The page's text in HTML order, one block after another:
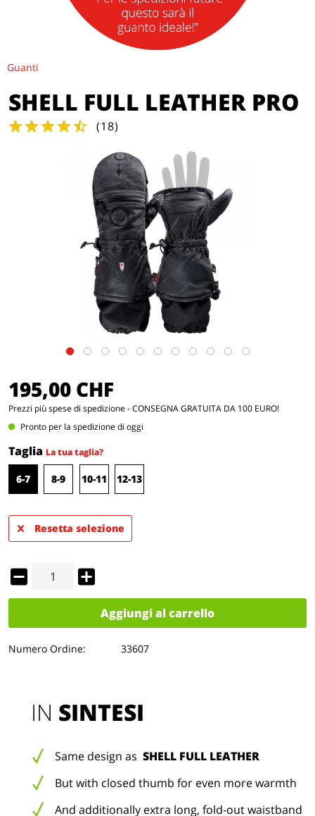
Guanti
SHELL FULL LEATHER PRO
(18)
195,00 CHF
Prezzi più spese di spedizione- CONSEGNA GRATUITA DA 100 EURO!
Pronto per la spedizione di oggi
Taglia La tua taglia?
6-7 8-9 10-11 12-13
Resetta selezione
Aggiungi al carrello
Numero Ordine: 33607
IN SINTESI
Same design as SHELL FULL LEATHER
But with closed thumb for even more warmth
And additionally extra long, fold-out waistband